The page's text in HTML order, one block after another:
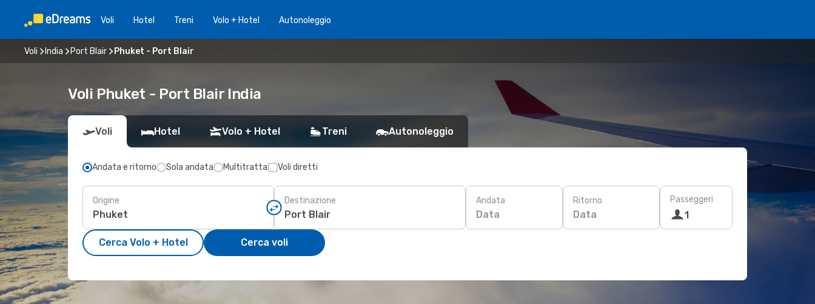
Voli Hotel Treni Volo + Hotel Autonoleggio
Voli India Port Blair Phuket - Port Blair
Voli Phuket - Port Blair India
Voli Hotel Volo + Hotel Treni Autonoleggio
Andata e ritorno Sola andata Multitratta Voli diretti
Origine Destinazione Andata
Data
Ritorno
Data
Passeggeri
1
Cerca Volo + Hotel Cerca voli